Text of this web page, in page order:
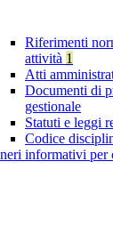
Riferimenti
attività 1
Atti
Documenti di
gestionale
Statuti e leggi
Codice
informativi per